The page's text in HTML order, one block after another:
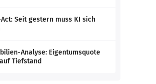
Act: Seit gestern muss KI sich
Analyse: Eigentumsquote
Tiefstand